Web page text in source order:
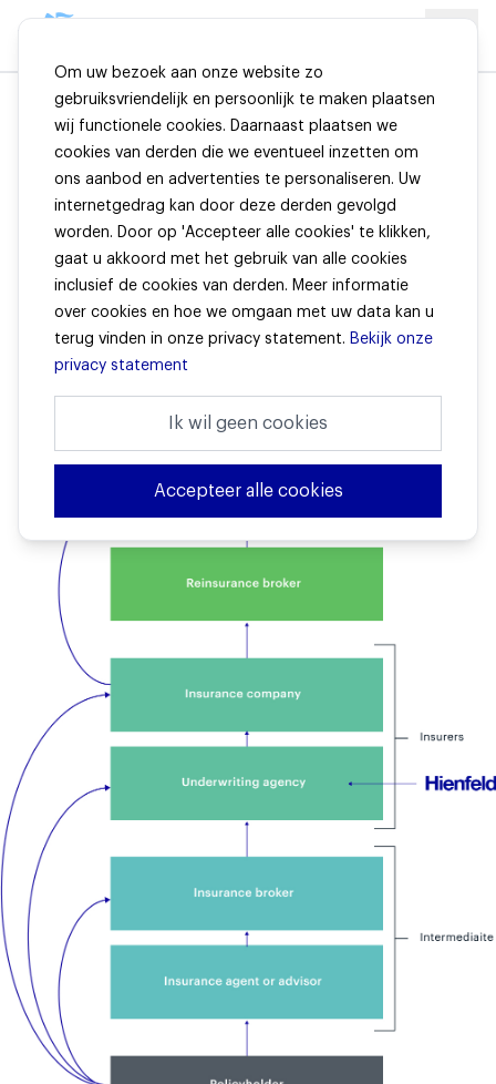
Om uw bezoek aan onze website zo
gebruiksvriendelijk en persoonlijk te maken plaatsen
wij functionele cookies. Daarnaast plaatsen we
cookies van derden die we eventueel inzetten om
ons aanbod en advertenties te personaliseren. Uw
internetgedrag kan door deze derden gevolgd
worden. Door op 'Accepteer alle cookies' te klikken,
gaat u akkoord met het gebruik van alle cookies
inclusief de cookies van derden. Meer informatie
over cookies en hoe we omgaan met uw data kan u
terug vinden in onze privacy statement. Bekijk onze
privacy statement
Ik wil geen cookies
Accepteer alle cookies
Bedrijfskolom
Het verzekeringsdomein is vrij complex te noemen. Er bestaan
verschillende soorten bedrijven die op dit gebied actief zijn.
Hienfeld is bijvoorbeeld een assuradeur. Dit is weer wat anders
dan een verzekeringsadviseur. Om een inzicht te geven hoe de
verschillende partijen bij een verzekering betrokken zijn, geven
wij hieronder een globale uitleg over de bedrijfskolom van de
verzekeringen.